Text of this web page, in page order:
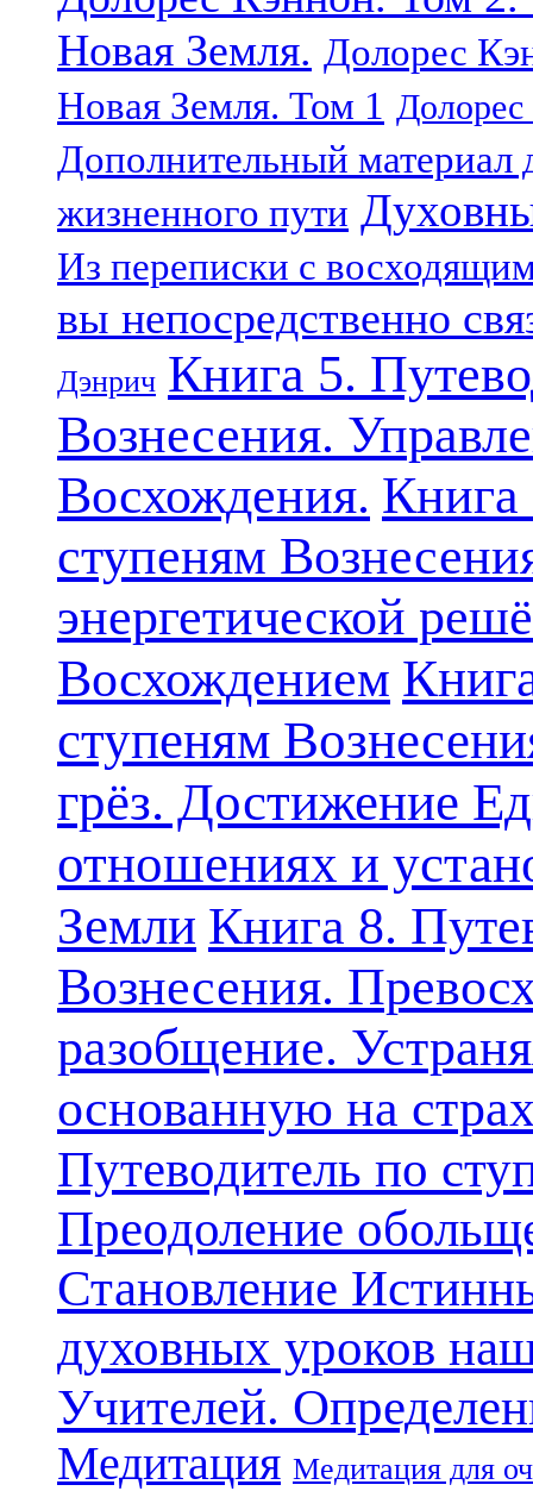
Новая Земля. Долорес
Новая Земля. Том 1
Дополнительный материал
жизненного пути
Из переписки с
вы непосредственно
Дэнрич Книга 5.
Вознесения.
Восхождения. Книга
ступеням
энергетической
Восхождением
ступеням
грёз. Достижение
отношениях и
Земли Книга 8.
Вознесения.
разобщение.
основанную на
Путеводитель по
Преодоление
Становление
духовных уроков
Учителей.
Медитация Медитация для